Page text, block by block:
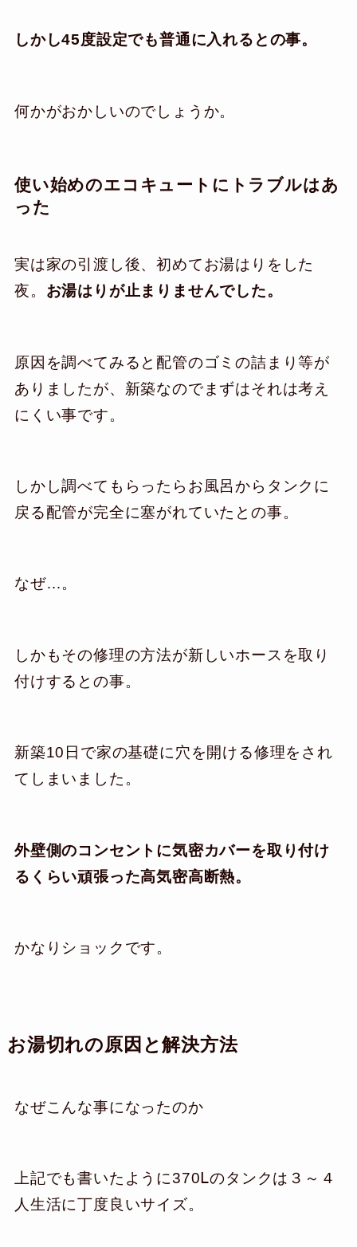
しかし45度設定でも普通に入れるとの事。
何かがおかしいのでしょうか。
使い始めのエコキュートにトラブルはあ
った
実は家の引渡し後、初めてお湯はりをした
夜。 お湯はりが止まりませんでした。
原因を調べてみると配管のゴミの詰まり等が
ありましたが、新築なのでまずはそれは考え
にくい事です。
しかし調べてもらったらお風呂からタンクに
戻る配管が完全に塞がれていたとの事。
なぜ…。
しかもその修理の方法が新しいホースを取り
付けするとの事。
新築10日で家の基礎に穴を開ける修理をされ
てしまいました。
外壁側のコンセントに気密カバーを取り付け
るくらい頑張った高気密高断熱。
かなりショックです。
お湯切れの原因と解決方法
なぜこんな事になったのか
上記でも書いたように370Ⅼのタンクは３～４
人生活に丁度良いサイズ。